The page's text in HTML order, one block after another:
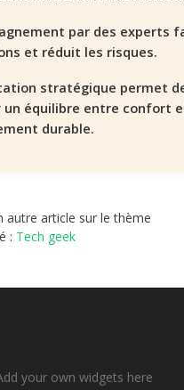
par des experts
et réduit les risques.
stratégique permet
un équilibre entre confort
durable.
autre article sur le thème
: Tech geek
your own widgets here